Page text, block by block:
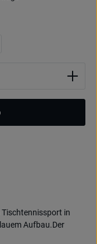
Wert ein
in
Aufbau.Der